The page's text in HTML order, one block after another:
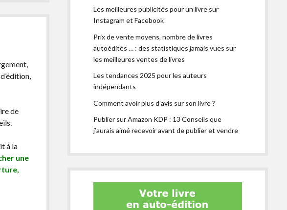
de
à la
une
Les meilleures publicités pour un livre sur
Instagram et Facebook
Prix de vente moyens, nombre de livres
autoédités … : des statistiques jamais vues sur
les meilleures ventes de livres
Les tendances 2025 pour les auteurs
indépendants
Comment avoir plus d’avis sur son livre ?
Publier sur Amazon KDP : 13 Conseils que
j’aurais aimé recevoir avant de publier et vendre